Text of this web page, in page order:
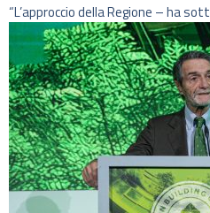
“L’approccio della Regione – ha